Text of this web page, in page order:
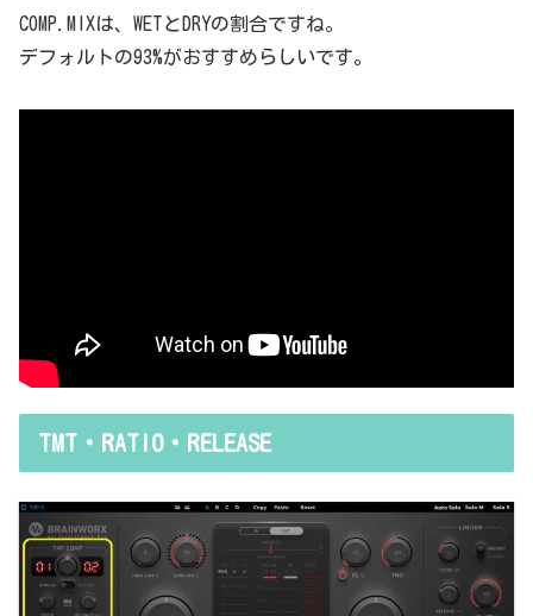
COMP.MIXは、WETとDRYの割合ですね。
デフォルトの93%がおすすめらしいです。
TMT・RATIO・RELEASE